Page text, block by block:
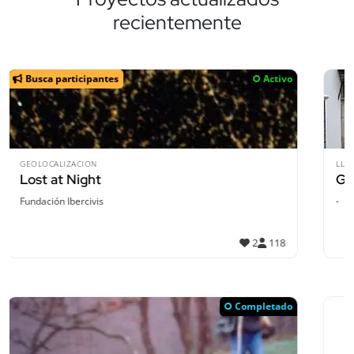
recientemente
Activo
LLUVIAS
Grazalema-Resilente
-
Completado